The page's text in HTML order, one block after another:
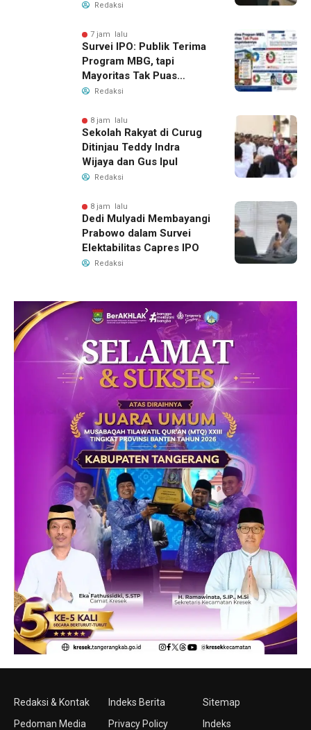
Redaksi
7 jam lalu
Survei IPO: Publik Terima
Program MBG, tapi
Mayoritas Tak Puas
dengan Pengelolaannya
Redaksi
8 jam lalu
Sekolah Rakyat di Curug
Ditinjau Teddy Indra
Wijaya dan Gus Ipul
Redaksi
8 jam lalu
Dedi Mulyadi Membayangi
Prabowo dalam Survei
Elektabilitas Capres IPO
Redaksi
Redaksi & Kontak
Pedoman Media
Indeks Berita
Privacy Policy
Sitemap
Indeks